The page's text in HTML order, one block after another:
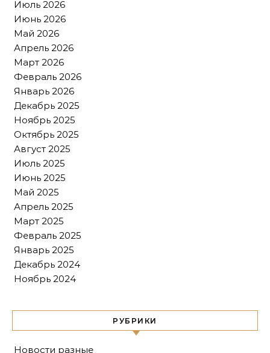
Июль 2026
Июнь 2026
Май 2026
Апрель 2026
Март 2026
Февраль 2026
Январь 2026
Декабрь 2025
Ноябрь 2025
Октябрь 2025
Август 2025
Июль 2025
Июнь 2025
Май 2025
Апрель 2025
Март 2025
Февраль 2025
Январь 2025
Декабрь 2024
Ноябрь 2024
РУБРИКИ
Новости разные